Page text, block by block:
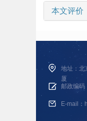
本文评价
地址：北
厦
邮政编码
E-mail：